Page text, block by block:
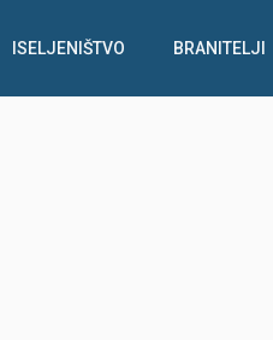
ISELJENIŠTVO BRANITELJI